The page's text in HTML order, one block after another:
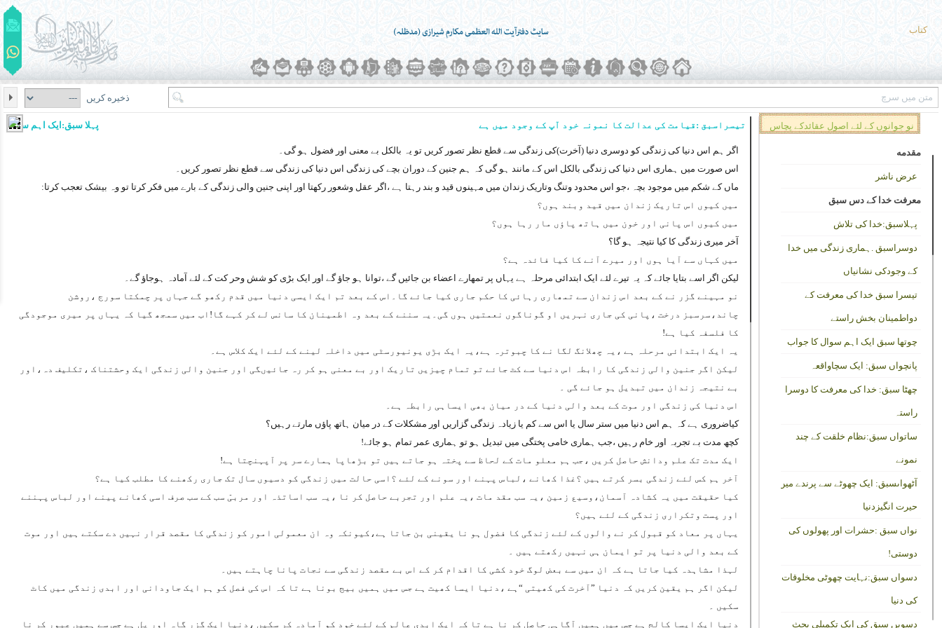
کتاب
ذخیره کریں
نو جوانوں کے لئے اصول عقائدکے پچاس
سبق
مقدمه
عرض ناشر
معرفت خدا کے دس سبق
پہلاسبق:خدا کی تلاش
دوسراسبق .ہماری زندگی میں خدا
کے وجودکی نشانیاں
تیسرا سبق خدا کی معرفت کے
دواطمینان بخش راستے
چوتھا سبق ایک اہم سوال کا جواب
پانچواں سبق: ایک سچاواقعہ
چھٹا سبق: خدا کی معرفت کا دوسرا
راستہ
ساتواں سبق:نظام خلقت کے چند
نمونے
آٹھواںسبق: ایک چھوٹے سے پرندے میں
حیرت انگیزدنیا
نواں سبق :حشرات اور پھولوں کی
دوستی!
دسواں سبق:نہایت چھوٹی مخلوقات
کی دنیا
دسویں سبق کی ایک تکمیلی بحث
تیسراسبق :قیامت کی عدالت کا نمونہ خود آپ کے وجود میں ہے پہلا سبق:ایک اہم سؤال
اگر ہم اس دنیا کی زندگی کو دوسری دنیا (آخرت)کی زندگی سے قطع نظر تصور کریں تو یہ بالکل بے معنی اور فضول ہو گی۔
اس صورت میں ہماری اس دنیا کی زندگی بالکل اس کے مانند ہو گی کہ ہم جنین کے دوران بچے کی زندگی اس دنیا کی زندگی سے قطع نظر تصور کریں۔
ماں کے شکم میں موجود بچہ ،جو اس محدود وتنگ وتاریک زندان میں مہینوں قید و بند رہتا ہے ،اگر عقل وشعور رکھتا اور اپنی جنین والی زندگی کے بارے میں فکر کرتا تو وہ بیشک تعجب کرتا:
میں کیوں اس تاریک زندان میں قید وبند ہوں؟
میں کیوں اس پانی اور خون میں ہاتھ پاؤں مار رہا ہوں؟
آخر میری زندگی کا کیا نتیجہ ہو گا؟
میں کہاں سے آیا ہوں اور میرے آنے کا کیا فائدہ ہے؟
لیکن اگر اسے بتایا جائے کہ یہ تیرے لئے ایک ابتدائی مرحلہ ہے یہاں پر تمھارے اعضاء بن جائیں گے ،توانا ہو جاؤ گے اور ایک بڑی کو شش وحر کت کے لئے آمادہ ہوجاؤ گے۔
نو مہینے گزر نے کے بعد اس زندان سے تمھاری رہائی کا حکم جاری کیا جائے گا۔اس کے بعد تم ایک ایسی دنیا میں قدم رکھو گے جہاں پر چمکتا سورج ،روشن
چاند،سرسبز درخت ،پانی کی جاری نہریں او گوناگوں نعمتیں ہوں گی۔یہ سننے کے بعد وہ اطمینان کا سانس لے کر کہے گا!اب میں سمجھ گیا کہ یہاں پر میری موجودگی
کا فلسفہ کیا ہے!
یہ ایک ابتدائی مرحلہ ہے ،یہ چھلانگ لگا نے کا چبوترہ ہے،یہ ایک بڑی یونیورسٹی میں داخلہ لینے کے لئے ایک کلاس ہے۔
لیکن اگر جنین والی زندگی کا رابطہ اس دنیا سے کٹ جائے تو تمام چیزیں تاریک اور بے معنی ہو کر رہ جائیںگی اور جنین والی زندگی ایک وحشتناک ،تکلیف دہ،اور
بے نتیجہ زندان میں تبدیل ہو جائے گی ۔
اس دنیا کی زندگی اور موت کے بعد والی دنیا کے در میان بھی ایساہی رابطہ ہے۔
کیاضروری ہے کہ ہم اس دنیا میں ستر سال یا اس سے کم یا زیادہ زندگی گزاریں اور مشکلات کے در میان ہاتھ پاؤں مارتے رہیں؟
کچھ مدت بے تجربہ اور خام رہیں ،جب ہماری خامی پختگی میں تبدیل ہو تو ہماری عمر تمام ہو جائے!
ایک مدت تک علم ودانش حاصل کریں ،جب ہم معلو مات کے لحاظ سے پختہ ہو جاتے ہیں تو بڑھاپا ہمارے سر پر آپہنچتا ہے!
آخر ہم کس لئے زندگی بسر کرتے ہیں ؟غذا کھانے ،لباس پہنے اور سونے کے لئے ؟اسی حالت میں زندگی کو دسیوں سال تک جاری رکھنے کا مطلب کیا ہے؟
کیا حقیقت میں یہ کشادہ آسمان،وسیع زمین ،یہ سب مقد مات ،یہ علم اور تجربے حاصل کر نا ،یہ سب اساتذہ اور مربیّ سب کے سب صرف اسی کھانے پینے اور لباس پہننے
اور پست وتکراری زندگی کے لئے ہیں؟
یہاں پر معاد کو قبول کر نے والوں کے لئے زندگی کا فضول ہو نا یقینی بن جاتا ہے،کیونکہ وہ ان معمولی امور کو زندگی کا مقصد قرار نہیں دے سکتے ہیں اور موت
کے بعد والی دنیا پر تو ایمان ہی نہیں رکھتے ہیں ۔
لہذا مشاہدہ کیا جاتا ہے کہ ان میں سے بعض لوگ خود کشی کا اقدام کر کے اس بے مقصد زندگی سے نجات پانا چاہتے ہیں۔
لیکن اگر ہم یقین کریں کہ دنیا ”آخرت کی کھیتی “ہے ،دنیا ایسا کھیت ہے جس میں ہمیں بیج بونا ہے تا کہ اس کی فصل کو ہم ایک جاودانی اور ابدی زندگی میں کاٹ
سکیں ۔
دنیا ایک ایسا کالج ہے جس میں ہمیں آگاہی حاصل کر نا ہے تا کہ ایک ابدی عالم کے لئے خود کو آمادہ کر سکیں ،دنیا ایک گزر گاہ اور پل ہے جس سے ہمیں عبور کر نا